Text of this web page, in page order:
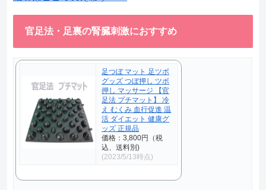
官足法・足裏の腎臓刺激におすすめ
足つぼ マット 足ツボ
グッズ つぼ押し ツボ
押し マッサージ 【官
足法 プチマット】 冷
え むくみ 血行促進 温
活 ダイエット 健康グ
ッズ 正規品
価格：3,800円（税
込、送料別)
(2023/5/13時点)